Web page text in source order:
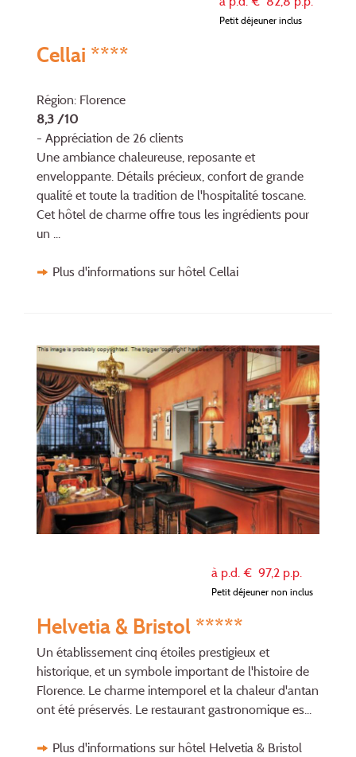
Petit déjeuner inclus
Cellai ****
Région: Florence
8,3 /10
- Appréciation de 26 clients
Une ambiance chaleureuse, reposante et
enveloppante. Détails précieux, confort de grande
qualité et toute la tradition de l'hospitalité toscane.
Cet hôtel de charme offre tous les ingrédients pour
un ...
Plus d'informations sur hôtel Cellai
à p.d. € 97,2 p.p.
Petit déjeuner non inclus
Helvetia & Bristol *****
Un établissement cinq étoiles prestigieux et
historique, et un symbole important de l'histoire de
Florence. Le charme intemporel et la chaleur d'antan
ont été préservés. Le restaurant gastronomique es...
Plus d'informations sur hôtel Helvetia & Bristol